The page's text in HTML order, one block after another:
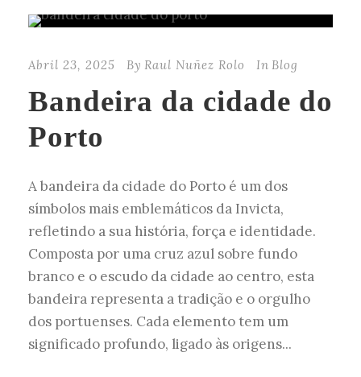
Abril 23, 2025 By Raul Nuñez Rolo In Blog
Bandeira da cidade do
Porto
A bandeira da cidade do Porto é um dos
símbolos mais emblemáticos da Invicta,
refletindo a sua história, força e identidade.
Composta por uma cruz azul sobre fundo
branco e o escudo da cidade ao centro, esta
bandeira representa a tradição e o orgulho
dos portuenses. Cada elemento tem um
significado profundo, ligado às origens...